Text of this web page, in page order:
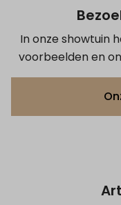
In onze showtuin
voorbeelden en